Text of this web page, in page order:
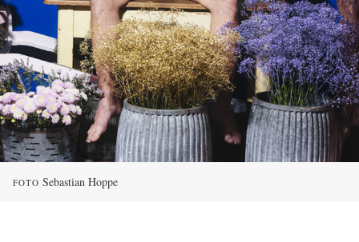
FOTO Sebastian Hoppe